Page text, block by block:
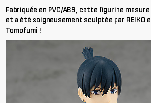
Fabriquée en PVC/ABS, cette figurine
et a été soigneusement sculptée par REIKO
Tomofumi !